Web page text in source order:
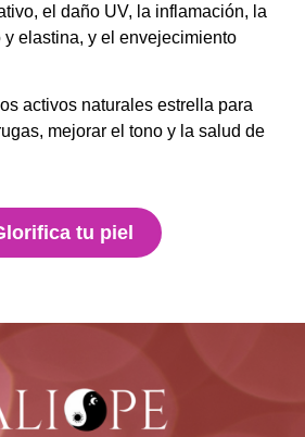
el daño UV, la inflamación, la
elastina, y el envejecimiento
activos naturales estrella para
mejorar el tono y la salud de
tu piel